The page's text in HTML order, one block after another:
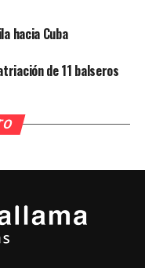
hacia Cuba
de 11 balseros